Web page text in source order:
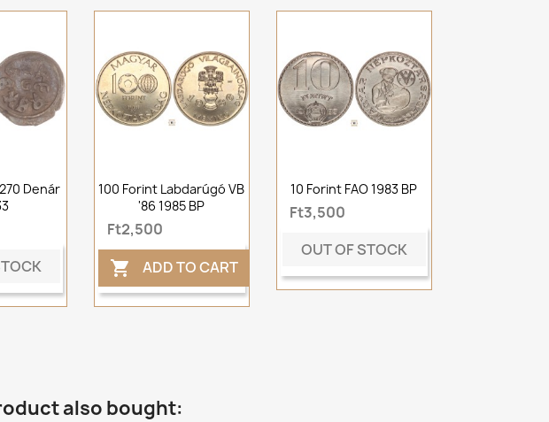
Denár
100 Forint Labdarúgó VB
'86 1985 BP
Ft2,500
 ADD TO CART
10 Forint FAO 1983 BP
Ft3,500
OUT OF STOCK
also bought: